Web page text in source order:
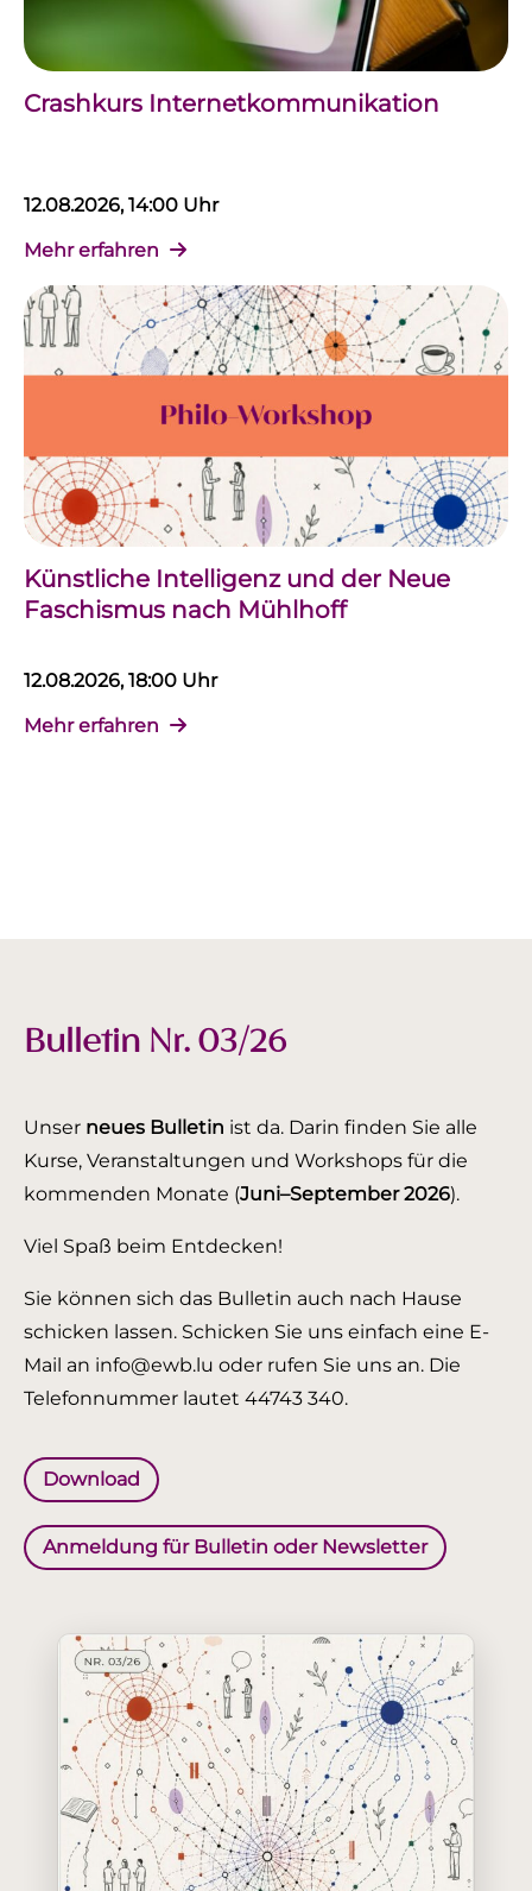
Crashkurs Internetkommunikation
12.08.2026, 14:00 Uhr
Mehr erfahren
Künstliche Intelligenz und der Neue
Faschismus nach Mühlhoff
12.08.2026, 18:00 Uhr
Mehr erfahren
Bulletin Nr. 03/26
Unser neues Bulletin ist da. Darin finden Sie alle
Kurse, Veranstaltungen und Workshops für die
kommenden Monate (Juni–September 2026).
Viel Spaß beim Entdecken!
Sie können sich das Bulletin auch nach Hause
schicken lassen. Schicken Sie uns einfach eine E-
Mail an info@ewb.lu oder rufen Sie uns an. Die
Telefonnummer lautet 44743 340.
Download
Anmeldung für Bulletin oder Newsletter